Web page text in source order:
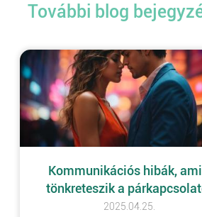
További blog
Kommunikációs hibák,
tönkreteszik a
2025.04.25.